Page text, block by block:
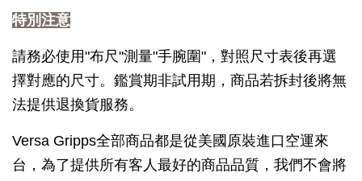
特別注意
請務必使用"布尺"測量"手腕圍"，對照尺寸表後再選
擇對應的尺寸。鑑賞期非試用期，商品若拆封後將無
法提供退換貨服務。
Versa Gripps全部商品都是從美國原裝進口空運來
台，為了提供所有客人最好的商品品質，我們不會將